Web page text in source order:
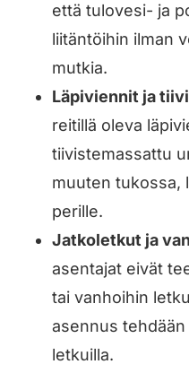
että tulovesi- ja
liitäntöihin ilman
mutkia.
Läpiviennit ja
reitillä oleva
tiivistemassattu
muuten tukossa,
perille.
Jatkoletkut ja
asentajat eivät
tai vanhoihin
asennus
letkuilla.